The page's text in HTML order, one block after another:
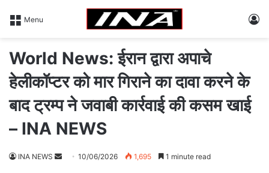
Menu
World News: ईरान द्वारा अपाचे
हेलीकॉप्टर को मार गिराने का दावा करने के
बाद ट्रम्प ने जवाबी कार्रवाई की कसम खाई
– INA NEWS
INA NEWS 10/06/2026 1,695 1 minute read